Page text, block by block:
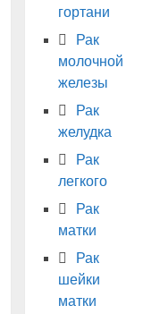
гортани
Рак
молочной
железы
Рак
желудка
Рак
легкого
Рак
матки
Рак
шейки
матки